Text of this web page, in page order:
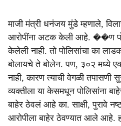
माजी मंत्री धनंजय मुंडे म्हणाले,
आरोपींना अटक केली आहे. ��ण
केलेली नाही. तो पोलिसांचा का
बोलायचे ते बोलेन. पण, ३०२ मध्ये
नाही, कारण त्याची वेगळी
व्यक्तीला या केसमधून पोलिसांना
बाहेर ठेवलं आहे का. साक्षी, पुरावे
आरोपीला बाहेर ठेवण्यात आले आहे.